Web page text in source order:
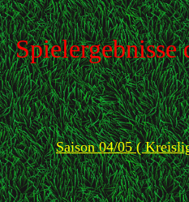
Saison 04/05 (